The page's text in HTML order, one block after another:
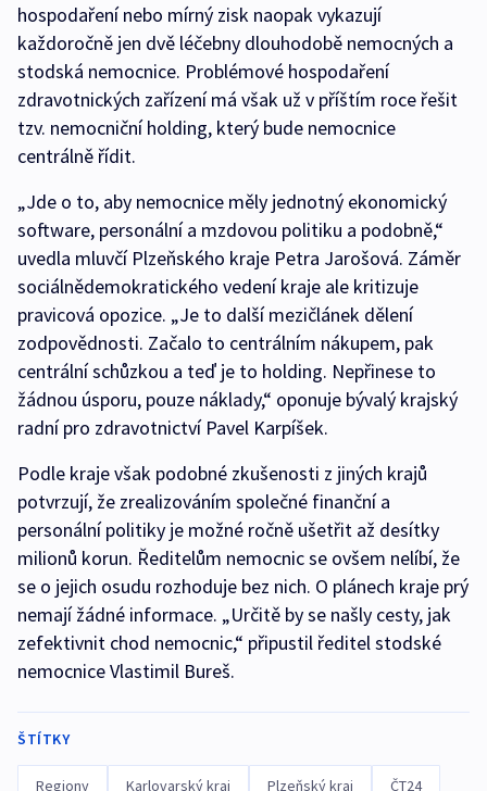
hospodaření nebo mírný zisk naopak vykazují
každoročně jen dvě léčebny dlouhodobě nemocných a
stodská nemocnice. Problémové hospodaření
zdravotnických zařízení má však už v příštím roce řešit
tzv. nemocniční holding, který bude nemocnice
centrálně řídit.
„Jde o to, aby nemocnice měly jednotný ekonomický
software, personální a mzdovou politiku a podobně,“
uvedla mluvčí Plzeňského kraje Petra Jarošová. Záměr
sociálnědemokratického vedení kraje ale kritizuje
pravicová opozice. „Je to další mezičlánek dělení
zodpovědnosti. Začalo to centrálním nákupem, pak
centrální schůzkou a teď je to holding. Nepřinese to
žádnou úsporu, pouze náklady,“ oponuje bývalý krajský
radní pro zdravotnictví Pavel Karpíšek.
Podle kraje však podobné zkušenosti z jiných krajů
potvrzují, že zrealizováním společné finanční a
personální politiky je možné ročně ušetřit až desítky
milionů korun. Ředitelům nemocnic se ovšem nelíbí, že
se o jejich osudu rozhoduje bez nich. O plánech kraje prý
nemají žádné informace. „Určitě by se našly cesty, jak
zefektivnit chod nemocnic,“ připustil ředitel stodské
nemocnice Vlastimil Bureš.
ŠTÍTKY
Regiony Karlovarský kraj Plzeňský kraj ČT24